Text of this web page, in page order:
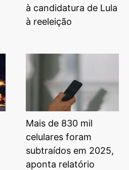
à candidatura de Lula
à reeleição
Mais de 830 mil
celulares foram
subtraídos em 2025,
aponta relatório